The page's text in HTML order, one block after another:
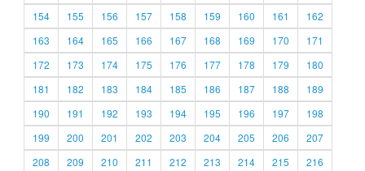
154
155 156 157 158 159 160 161
162
163
164 165 166 167 168 169 170
171
172
173 174 175 176 177 178 179
180
181
182 183 184 185 186 187 188
189
190
191 192 193 194 195 196 197
198
199
200 201 202 203 204 205 206
207
208
209 210 211 212 213 214 215
216